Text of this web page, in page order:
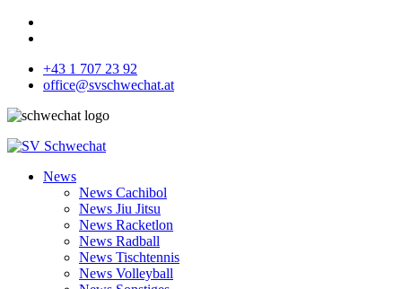
+43 1 707 23 92
office@svschwechat.at
News
News Cachibol
News Jiu Jitsu
News Racketlon
News Radball
News Tischtennis
News Volleyball